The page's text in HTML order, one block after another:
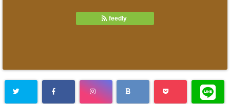
feedly